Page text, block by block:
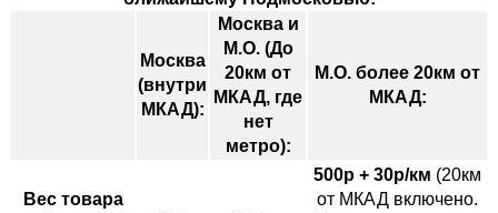
Москва
(внутри
МКАД):
Москва и
М.О. (До
20км от
МКАД, где
нет
метро):
М.О. более 20км от
МКАД:
Вес товара
500р + 30р/км (20км
от МКАД включено.